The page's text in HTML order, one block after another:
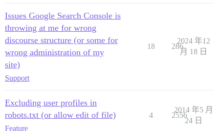
Issues Google Search Console is
throwing at me for wrong
discourse structure (or some for
wrong administration of my
site)
Support
18 286
2024 年12
月 18 日
Excluding user profiles in
robots.txt (or allow edit of file)
Feature
4 2556
2014 年5 月
24 日